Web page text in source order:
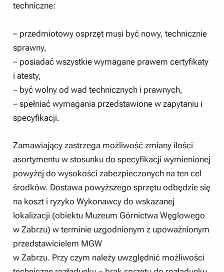
techniczne:
– przedmiotowy osprzęt musi być nowy, technicznie
sprawny,
– posiadać wszystkie wymagane prawem certyfikaty
i atesty,
– być wolny od wad technicznych i prawnych,
– spełniać wymagania przedstawione w zapytaniu i
specyfikacji.
Zamawiający zastrzega możliwość zmiany ilości
asortymentu w stosunku do specyfikacji wymienionej
powyżej do wysokości zabezpieczonych na ten cel
środków. Dostawa powyższego sprzętu odbędzie się
na koszt i ryzyko Wykonawcy do wskazanej
lokalizacji (obiektu Muzeum Górnictwa Węglowego
w Zabrzu) w terminie uzgodnionym z upoważnionym
przedstawicielem MGW
w Zabrzu. Przy czym należy uwzględnić możliwości